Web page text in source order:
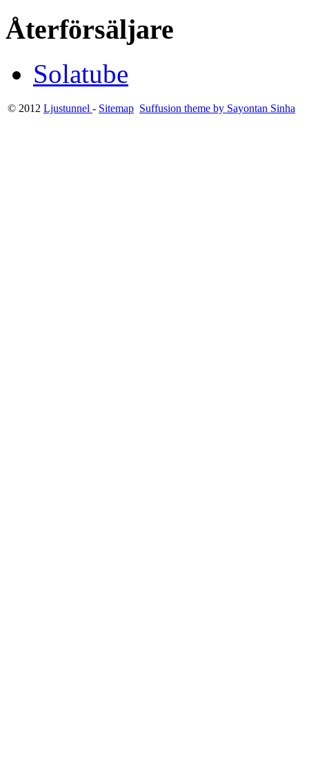
Återförsäljare
Solatube
© 2012 Ljustunnel - Sitemap Suffusion theme by Sayontan Sinha